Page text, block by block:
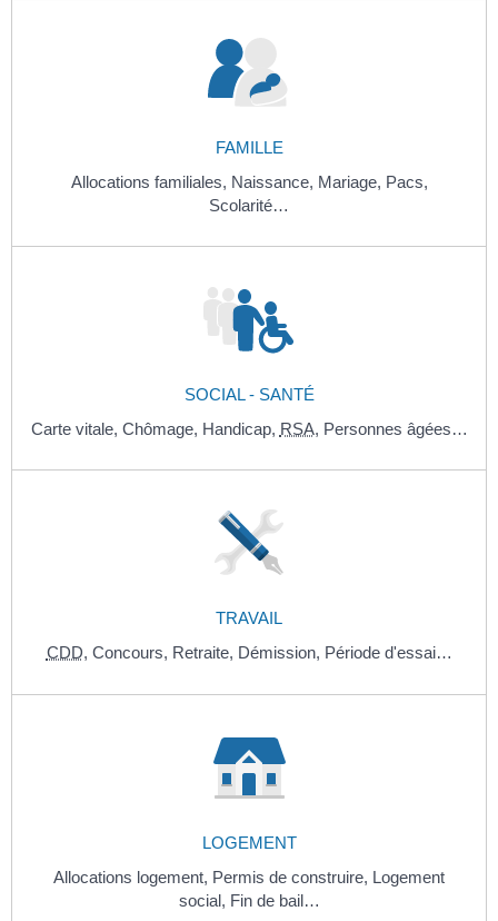
FAMILLE
Allocations familiales, Naissance, Mariage, Pacs,
Scolarité…
SOCIAL - SANTÉ
Carte vitale, Chômage, Handicap, RSA, Personnes âgées…
TRAVAIL
CDD, Concours, Retraite, Démission, Période d'essai…
LOGEMENT
Allocations logement, Permis de construire, Logement
social, Fin de bail…